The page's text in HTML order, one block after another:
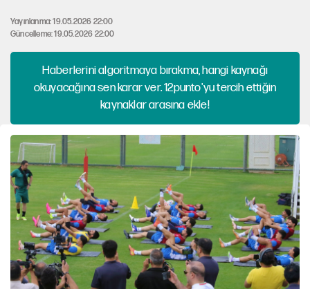
Yayınlanma: 19.05.2026 22:00
Güncelleme: 19.05.2026 22:00
Haberlerini algoritmaya bırakma, hangi kaynağı
okuyacağına sen karar ver. 12punto'yu tercih ettiğin
kaynaklar arasına ekle!